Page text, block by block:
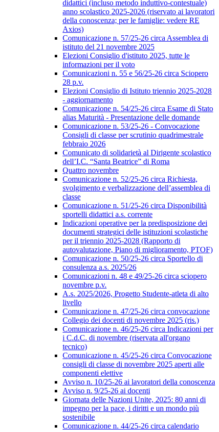
didattici (incluso metodo induttivo-contestuale)
anno scolastico 2025-2026 (riservato ai lavoratori
della conoscenza; per le famiglie: vedere RE
Axios)
Comunicazione n. 57/25-26 circa Assemblea di
istituto del 21 novembre 2025
Elezioni Consiglio d'istituto 2025, tutte le
informazioni per il voto
Comunicazioni n. 55 e 56/25-26 circa Sciopero
28 p.v.
Elezioni Consiglio di Istituto triennio 2025-2028
- aggiornamento
Comunicazione n. 54/25-26 circa Esame di Stato
alias Maturità - Presentazione delle domande
Comunicazione n. 53/25-26 - Convocazione
Consigli di classe per scrutinio quadrimestrale
febbraio 2026
Comunicato di solidarietà al Dirigente scolastico
dell’I.C. “Santa Beatrice” di Roma
Quattro novembre
Comunicazione n. 52/25-26 circa Richiesta,
svolgimento e verbalizzazione dell’assemblea di
classe
Comunicazione n. 51/25-26 circa Disponibilità
sportelli didattici a.s. corrente
Indicazioni operative per la predisposizione dei
documenti strategici delle istituzioni scolastiche
per il triennio 2025-2028 (Rapporto di
autovalutazione, Piano di miglioramento, PTOF)
Comunicazione n. 50/25-26 circa Sportello di
consulenza a.s. 2025/26
Comunicazioni n. 48 e 49/25-26 circa sciopero
novembre p.v.
A.s. 2025/2026, Progetto Studente-atleta di alto
livello
Comunicazione n. 47/25-26 circa convocazione
Collegio dei docenti di novembre 2025 (ris.)
Comunicazione n. 46/25-26 circa Indicazioni per
i C.d.C. di novembre (riservata all'organo
tecnico)
Comunicazione n. 45/25-26 circa Convocazione
consigli di classe di novembre 2025 aperti alle
componenti elettive
Avviso n. 10/25-26 ai lavoratori della conoscenza
Avviso n. 9/25-26 ai docenti
Giornata delle Nazioni Unite, 2025: 80 anni di
impegno per la pace, i diritti e un mondo più
sostenibile
Comunicazione n. 44/25-26 circa calendario